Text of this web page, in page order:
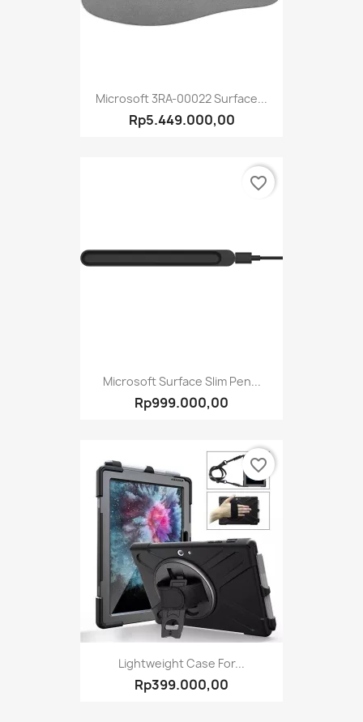
Microsoft 3RA-00022 Surface...
Rp5.449.000,00
Microsoft Surface Slim Pen...
Rp999.000,00
favorite_border
Lightweight Case For...
Rp399.000,00
favorite_border